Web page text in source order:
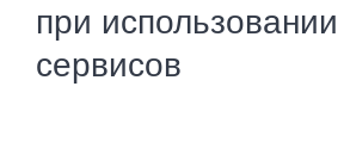
при
сервисов